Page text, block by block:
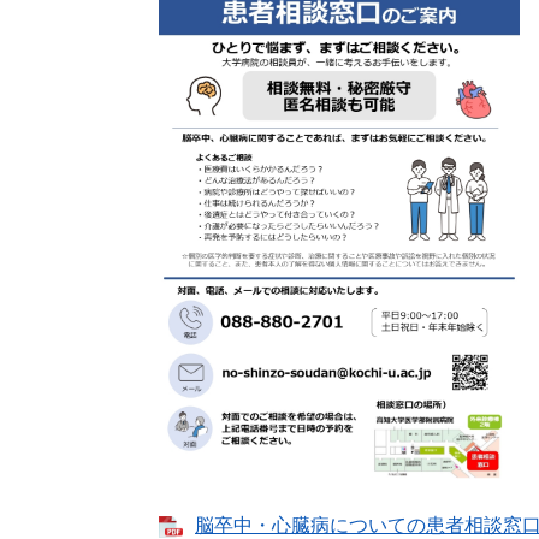
脳卒中・心臓病についての患者相談窓